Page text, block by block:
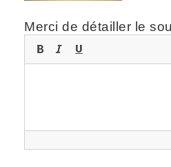
Merci de détailler le